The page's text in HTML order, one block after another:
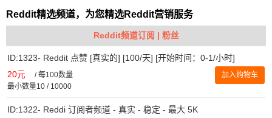
Reddit精选频道，为您精选Reddit营销服务
Reddit频道订阅 | 粉丝
ID:1323- Reddit 点赞 [真实的] [100/天] [开始时间：0-1/小时]
20元 /每100数量
最小数量10 / 10000
加入购物车
ID:1322- Reddi 订阅者频道 - 真实 - 稳定 - 最大 5K